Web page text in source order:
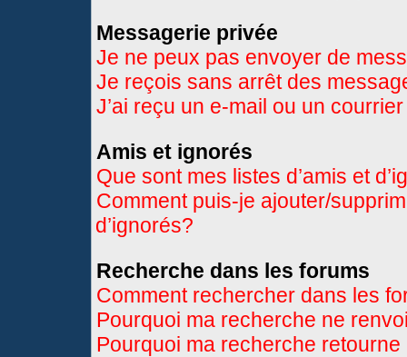
Messagerie privée
Je ne peux pas envoyer de
Je reçois sans arrêt des
J’ai reçu un e-mail ou un
Amis et ignorés
Que sont mes listes d’amis et
Comment puis-je ajouter/
d’ignorés?
Recherche dans les forums
Comment rechercher dans les
Pourquoi ma recherche ne
Pourquoi ma recherche